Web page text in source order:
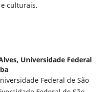
culturais.
Universidade Federal
Federal de São